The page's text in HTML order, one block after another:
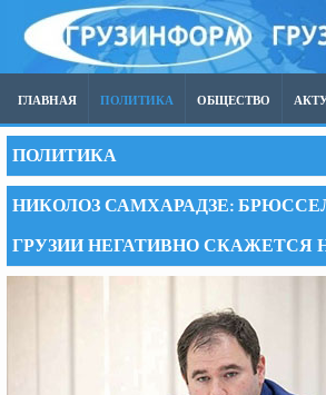
ГЛАВНАЯ ПОЛИТИКА ОБЩЕСТВО
ПОЛИТИКА
НИКОЛОЗ САМХАРАДЗЕ:
ГРУЗИИ НЕГАТИВНО СКАЖЕТСЯ